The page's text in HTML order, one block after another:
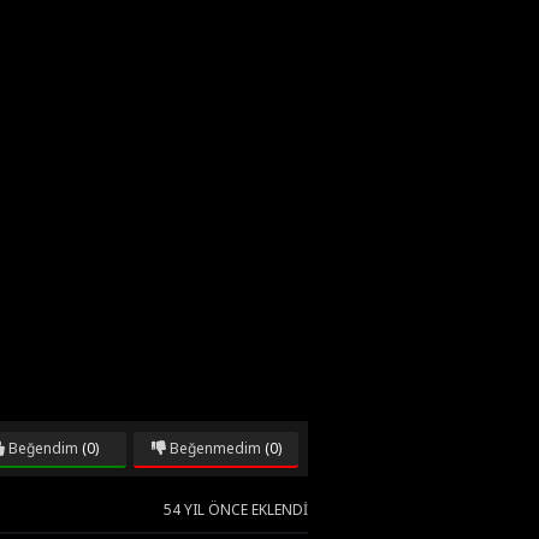
Beğendim (0) Beğenmedim (0)
54 YIL ÖNCE EKLENDI